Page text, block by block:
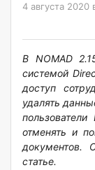
4 августа 2020
В NOMAD
системой
доступ
удалять
отменять и
документов.
статье.